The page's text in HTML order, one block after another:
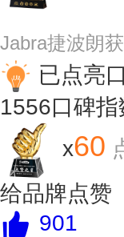
Jabra捷波朗
已点亮
1556口碑指
x60
给品牌点赞
901